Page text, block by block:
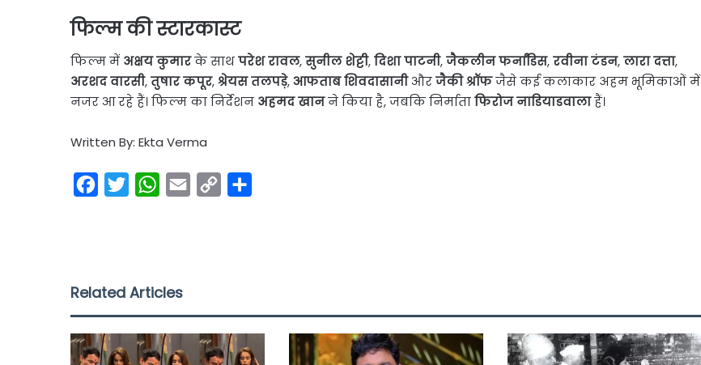
फिल्म की स्टारकास्ट
फिल्म में अक्षय कुमारके साथपरेश रावल,सुनील शेट्टी,दिशा पाटनी,जैकलीन फर्नांडिस,रवीना टंडन,लारा दत्ता,
अरशद वारसी,तुषार कपूर,श्रेयस तलपड़े, आफताब शिवदासानीऔरजैकी श्रॉफजैसे कई कलाकार अहम भूमिकाओं में
नजर आ रहे हैं। फिल्म का निर्देशन अहमद खानने किया है, जबकि निर्माताफिरोज नाडियाडवालाहैं।
Written By: Ekta Verma
o
k
r
W
p
p
n
k
Related Articles